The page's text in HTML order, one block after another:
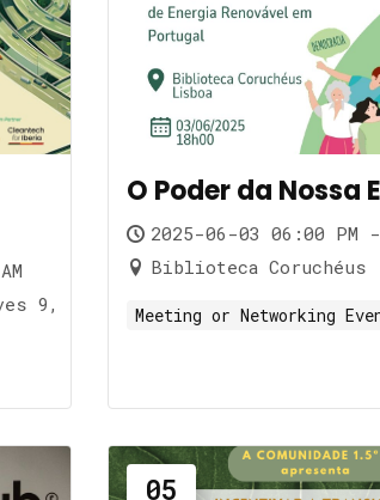
9,
O Poder da Nossa
2025-06-03 06:00 PM
Biblioteca Coruchéus
Meeting or Networking
05